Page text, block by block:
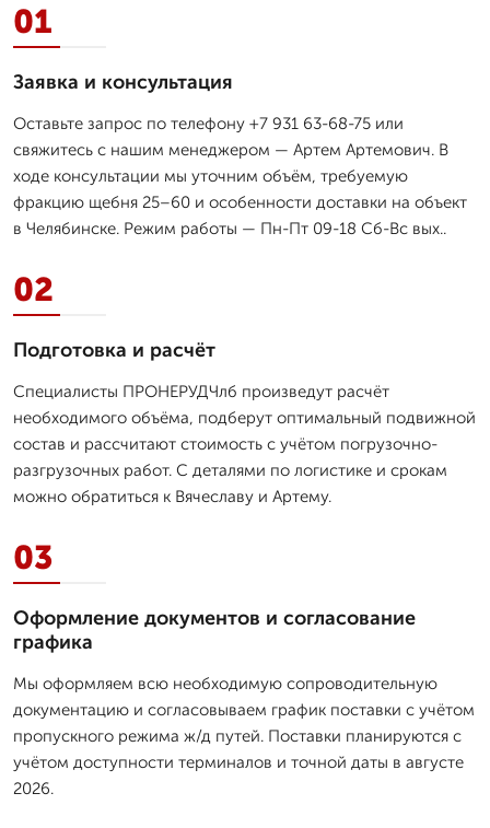
01
Заявка и консультация
Оставьте запрос по телефону +7 931 63-68-75 или
свяжитесь с нашим менеджером — Артем Артемович. В
ходе консультации мы уточним объём, требуемую
фракцию щебня 25–60 и особенности доставки на объект
в Челябинске. Режим работы — Пн-Пт 09-18 Сб-Вс вых..
02
Подготовка и расчёт
Специалисты ПРОНЕРУДЧлб произведут расчёт
необходимого объёма, подберут оптимальный подвижной
состав и рассчитают стоимость с учётом погрузочно-
разгрузочных работ. С деталями по логистике и срокам
можно обратиться к Вячеславу и Артему.
03
Оформление документов и согласование
графика
Мы оформляем всю необходимую сопроводительную
документацию и согласовываем график поставки с учётом
пропускного режима ж/д путей. Поставки планируются с
учётом доступности терминалов и точной даты в августе
2026.